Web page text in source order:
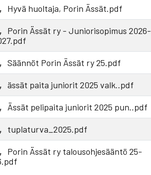
Hyvä huoltaja, Porin Ässät.pdf
Porin Ässät ry - Juniorisopimus 2026-
Säännöt Porin Ässät ry 25.pdf
ässät paita juniorit 2025 valk..pdf
Ässät pelipaita juniorit 2025 pun..pdf
tuplaturva_2025.pdf
Porin Ässät ry talousohjesääntö 25-